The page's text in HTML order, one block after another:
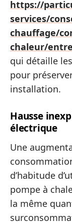
https://
services/
chauffage/
chaleur/
qui détaille
pour
installation.
Hausse
électrique
Une
d’habitude
pompe à
la même